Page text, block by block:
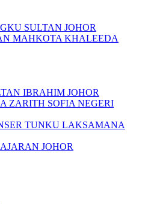
SULTAN JOHOR
MAHKOTA KHALEEDA
IBRAHIM JOHOR
ZARITH SOFIA NEGERI
TUNKU LAKSAMANA
JOHOR